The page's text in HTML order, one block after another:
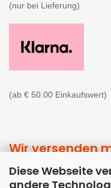
Diese Webseite
andere
(nur bei Lieferung)
(ab € 50.00 Einkaufswert)
Wir versenden